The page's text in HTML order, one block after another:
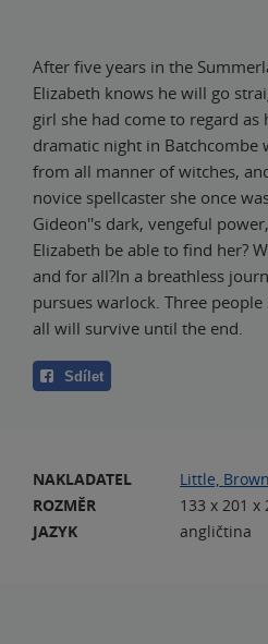
After five years in the
Elizabeth knows he will go
girl she had come to regard
dramatic night in Batchcombe
from all manner of witches,
novice spellcaster she once
Gideon''s dark, vengeful
Elizabeth be able to find her?
and for all?In a breathless
pursues warlock. Three
all will survive until the end.
Sdílet
NAKLADATEL
Little,
ROZMĚR
133 x 201 x
JAZYK
angličtina